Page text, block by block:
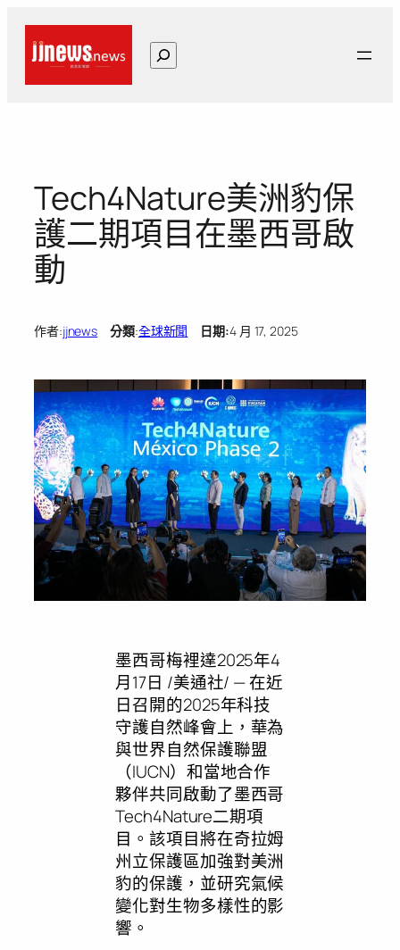
搜
尋
Tech4Nature美洲豹保
護二期項目在墨西哥啟
動
作者:jjnews 分類:全球新聞 日期:4 月 17, 2025
墨西哥梅裡達2025年4
月17日 /美通社/ — 在近
日召開的2025年科技
守護自然峰會上，華為
與世界自然保護聯盟
（IUCN）和當地合作
夥伴共同啟動了墨西哥
Tech4Nature二期項
目。該項目將在奇拉姆
州立保護區加強對美洲
豹的保護，並研究氣候
變化對生物多樣性的影
響。